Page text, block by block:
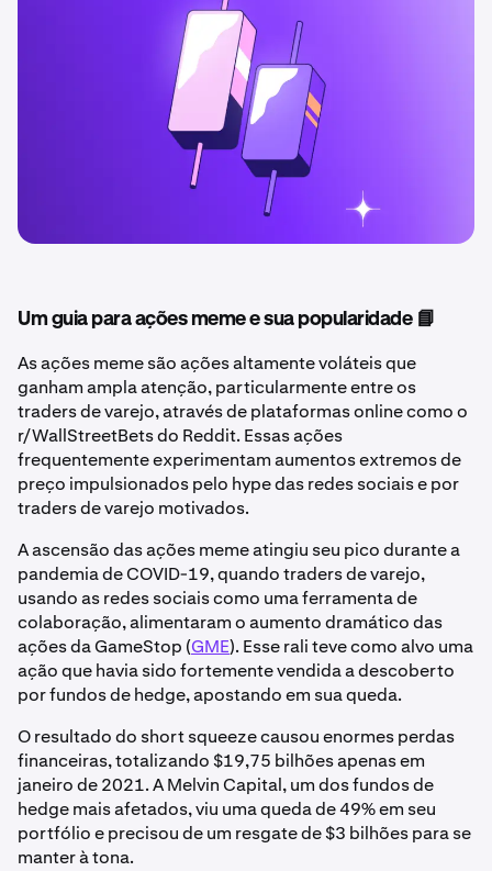
Um guia para ações meme e sua popularidade 📘
As ações meme são ações altamente voláteis que
ganham ampla atenção, particularmente entre os
traders de varejo, através de plataformas online como o
r/WallStreetBets do Reddit. Essas ações
frequentemente experimentam aumentos extremos de
preço impulsionados pelo hype das redes sociais e por
traders de varejo motivados.
A ascensão das ações meme atingiu seu pico durante a
pandemia de COVID-19, quando traders de varejo,
usando as redes sociais como uma ferramenta de
colaboração, alimentaram o aumento dramático das
ações da GameStop (GME). Esse rali teve como alvo uma
ação que havia sido fortemente vendida a descoberto
por fundos de hedge, apostando em sua queda.
O resultado do short squeeze causou enormes perdas
financeiras, totalizando $19,75 bilhões apenas em
janeiro de 2021. A Melvin Capital, um dos fundos de
hedge mais afetados, viu uma queda de 49% em seu
portfólio e precisou de um resgate de $3 bilhões para se
manter à tona.